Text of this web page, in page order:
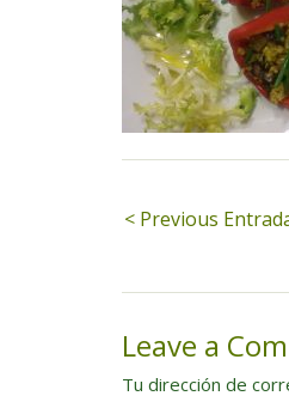
de
< Previous
Leave a
Tu dirección de